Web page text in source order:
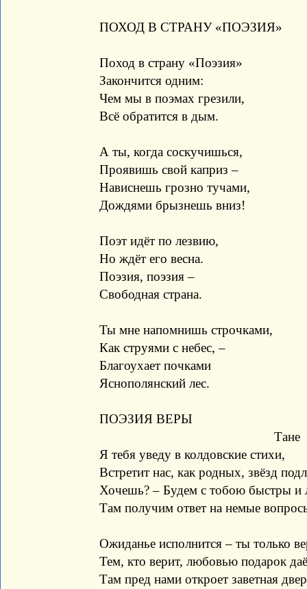
ПОХОД В СТРАНУ «ПОЭЗИЯ»
Поход в страну «Поэзия»
Закончится одним:
Чем мы в поэмах грезили,
Всё обратится в дым.
А ты, когда соскучишься,
Проявишь свой каприз –
Нависнешь грозно тучами,
Дождями брызнешь вниз!
Поэт идёт по лезвию,
Но ждёт его весна.
Поэзия, поэзия –
Свободная страна.
Ты мне напомнишь строчками,
Как струями с небес, –
Благоухает почками
Яснополянский лес.
ПОЭЗИЯ ВЕРЫ
Тане
Я тебя уведу в колдовские стихи,
Встретит нас, как родных, звёзд
Хочешь? – Будем с тобою быстры и
Там получим ответ на немые
Ожиданье исполнится – ты только
Тем, кто верит, любовью подарок
Там пред нами откроет заветная